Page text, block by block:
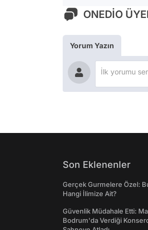
ONEDİO
Yorum Yazın
Son Eklenenler
Gerçek Gurmelere Özel:
Hangi İlimize Ait?
Güvenlik Müdahale Etti:
Bodrum'da Verdiği